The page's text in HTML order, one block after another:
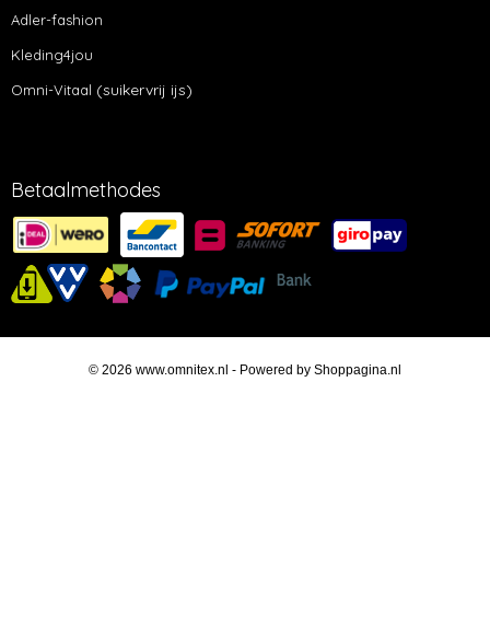
Adler-fashion
Kleding4jou
Omni-Vitaal (suikervrij ijs)
Betaalmethodes
© 2026 www.omnitex.nl - Powered by Shoppagina.nl